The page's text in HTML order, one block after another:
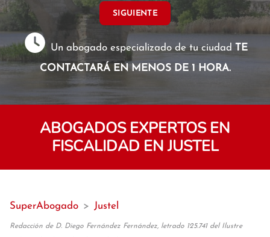
SIGUIENTE
Un abogado especializado de tu ciudad TE
CONTACTARÁ EN MENOS DE 1 HORA.
ABOGADOS EXPERTOS EN
FISCALIDAD EN JUSTEL
SuperAbogado > Justel
Redacción de D. Diego Fernández Fernández, letrado 125.741 del Ilustre